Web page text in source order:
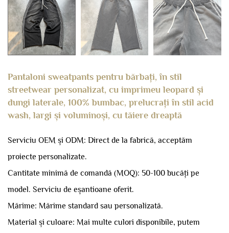
Pantaloni sweatpants pentru bărbați, în stil
streetwear personalizat, cu imprimeu leopard și
dungi laterale, 100% bumbac, prelucrați în stil acid
wash, largi și voluminoși, cu tăiere dreaptă
Serviciu OEM și ODM: Direct de la fabrică, acceptăm
proiecte personalizate.
Cantitate minimă de comandă (MOQ): 50-100 bucăți pe
model. Serviciu de eșantioane oferit.
Mărime: Mărime standard sau personalizată.
Material și culoare: Mai multe culori disponibile, putem